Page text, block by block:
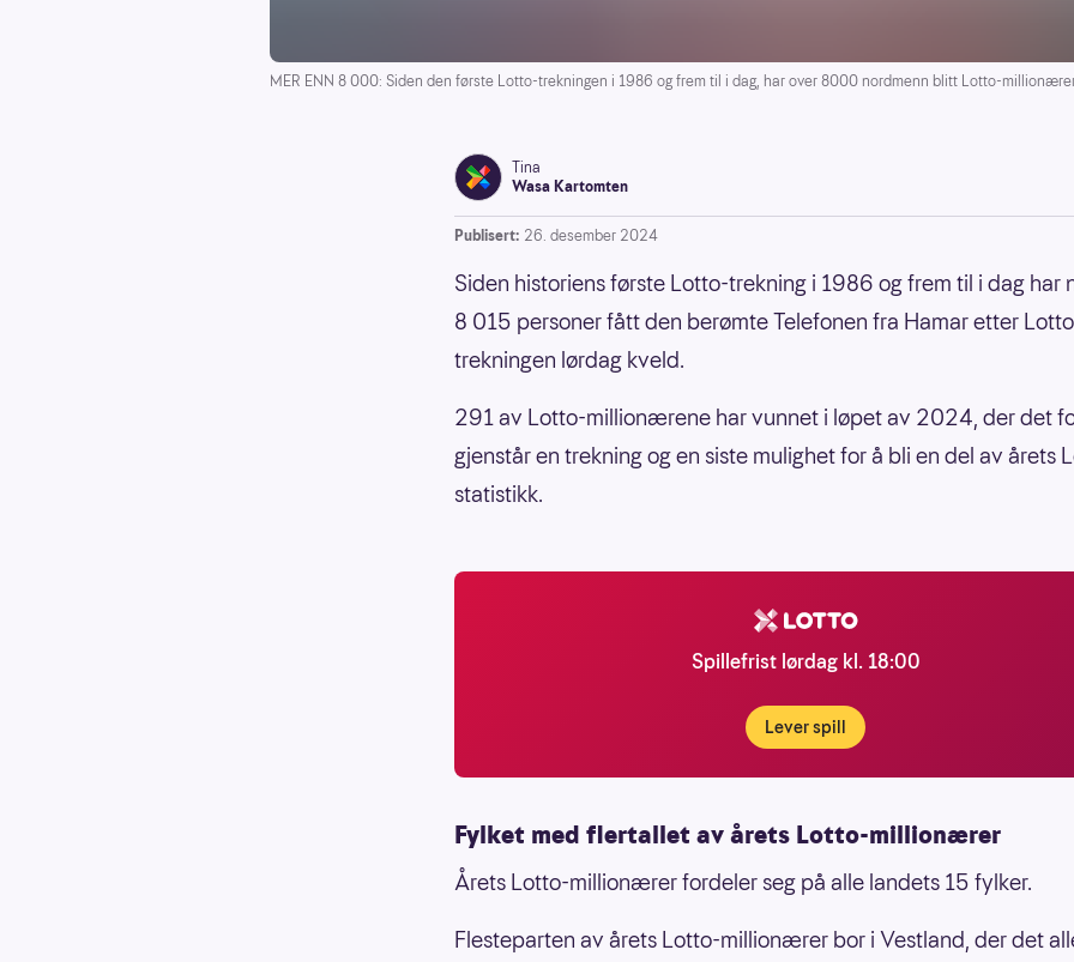
MER ENN 8 000: Siden den første Lotto-trekningen i 1986 og frem til i dag, har over 8000 nordmenn blitt Lotto-
Tina
Wasa Kartomten
Publisert: 26. desember 2024
Siden historiens første Lotto-trekning i 1986 og frem til i dag har
8 015 personer fått den berømte Telefonen fra Hamar etter
trekningen lørdag kveld.
291 av Lotto-millionærene har vunnet i løpet av 2024, der det
gjenstår en trekning og en siste mulighet for å bli en del av årets
statistikk.
Spillefrist lørdag kl. 18:00
Lever spill
Fylket med flertallet av årets Lotto-millionærer
Årets Lotto-millionærer fordeler seg på alle landets 15 fylker.
Flesteparten av årets Lotto-millionærer bor i Vestland, der det